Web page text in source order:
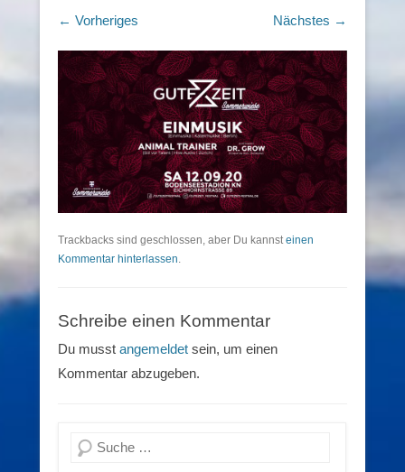
← Vorheriges Nächstes →
Trackbacks sind geschlossen, aber Du kannsteinen
Kommentar hinterlassen.
Schreibe einen Kommentar
Du musst angemeldet sein, um einen
Kommentar abzugeben.
Suchen